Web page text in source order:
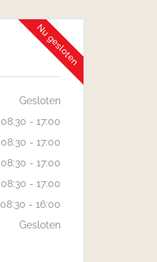
Nu gesloten
Gesloten
08:30 - 17:00
08:30 - 17:00
08:30 - 17:00
08:30 - 17:00
08:30 - 16:00
Gesloten